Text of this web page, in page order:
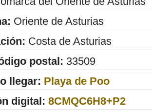
Oriente de Asturias
Costa de Asturias
postal: 33509
llegar: Playa de Poo
digital: 8CMQC6H8+P2